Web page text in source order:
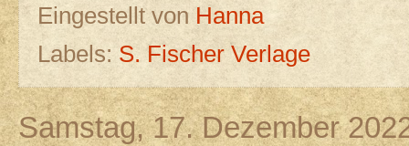
Eingestellt von Hanna
Labels: S. Fischer Verlage
Samstag, 17. Dezember